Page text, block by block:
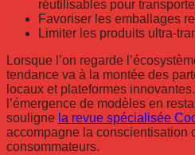
réutilisables pour
Favoriser les emballages
Limiter les produits ultra-
Lorsque l’on regarde
tendance va à la montée des
locaux et plateformes
l’émergence de modèles en
souligne la revue spécialisée
accompagne la conscientisation
consommateurs.